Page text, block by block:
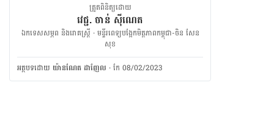
ត្រួតពិនិត្យដោយ
វេជ្ជ. ចាន់ ស៊ីណេត
ឯកទេសសម្ភព និងរោគស្ត្រី · ម​ន្ទីរពេទ្យបង្អែកមិត្តភាពកម្ពុជា-ចិន សែន
សុខ
អត្ថបទ​ដោយ យ៉ានណែត ដាញែល ·កែ 08/02/2023